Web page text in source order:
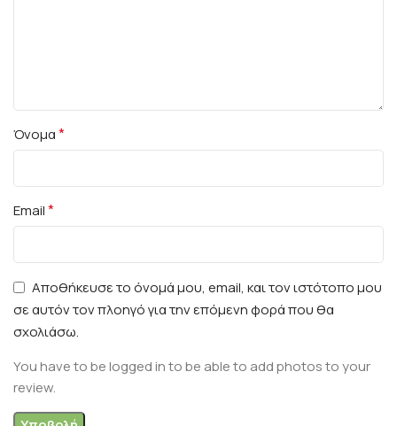
Όνομα*
Email*
Αποθήκευσε το όνομά μου, email, και τον ιστότοπο μου
σε αυτόν τον πλοηγό για την επόμενη φορά που θα
σχολιάσω.
You have to be logged in to be able to add photos to your
review.